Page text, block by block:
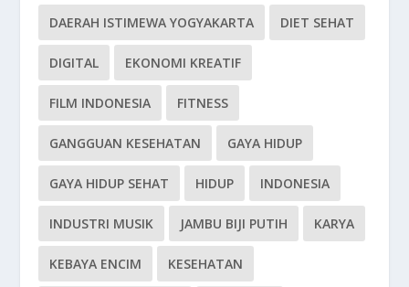
DAERAH ISTIMEWA YOGYAKARTA DIET SEHAT
DIGITAL EKONOMI KREATIF
FILM INDONESIA FITNESS
GANGGUAN KESEHATAN GAYA HIDUP
GAYA HIDUP SEHAT HIDUP INDONESIA
INDUSTRI MUSIK JAMBU BIJI PUTIH KARYA
KEBAYA ENCIM KESEHATAN